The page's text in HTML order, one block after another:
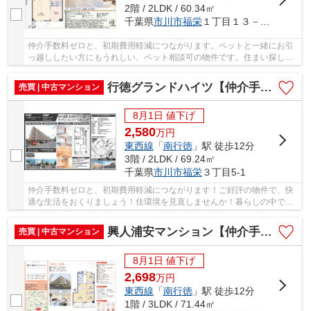
2階 / 2LDK / 60.34㎡
千葉県市川市福栄１丁目１３－２２
仲介手数料ゼロと、初期費用軽減につながります。ペットと一緒にお引
っ越ししたい方にもうれしい、ペット相談可の物件です。住まい探しで
大切なことは、その住まいがどれだけあなたの...
売買 | 中古マンション
行徳グランドハイツ【仲介手数料無料】
8月1日 値下げ
2,580万円
東西線 「南行徳」駅 徒歩12分
3階 / 2LDK / 69.24㎡
千葉県市川市福栄３丁目5-1
仲介手数料ゼロと、初期費用軽減につながります！ご好評の物件で、快
適な生活をおくりましょう！住環境を見直しませんか！暮らしの中で
売買 | 中古マンション
興人浦安マンション【仲介手数料無料】
8月1日 値下げ
2,698万円
東西線 「南行徳」駅 徒歩12分
1階 / 3LDK / 71.44㎡